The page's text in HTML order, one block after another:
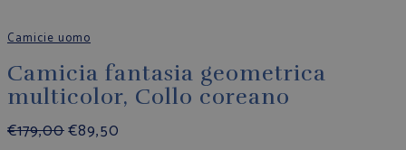
Camicie uomo
Camicia fantasia geometrica
multicolor, Collo coreano
€179,00€89,50